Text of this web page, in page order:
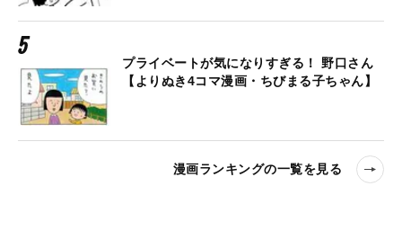
プライベートが気になりすぎる！ 野口さん
【よりぬき4コマ漫画・ちびまる子ちゃん】
漫画ランキングの一覧を見る